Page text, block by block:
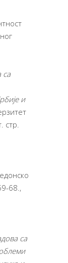
са
и
стр.
68.,
са